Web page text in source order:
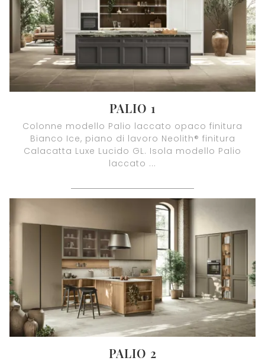
PALIO 1
Colonne modello Palio laccato opaco finitura
Bianco Ice, piano di lavoro Neolith® finitura
Calacatta Luxe Lucido GL. Isola modello Palio
laccato ...
PALIO 2